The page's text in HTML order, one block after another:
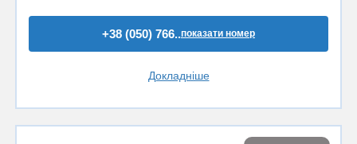
+38 (050) 766..показати номер
Докладніше